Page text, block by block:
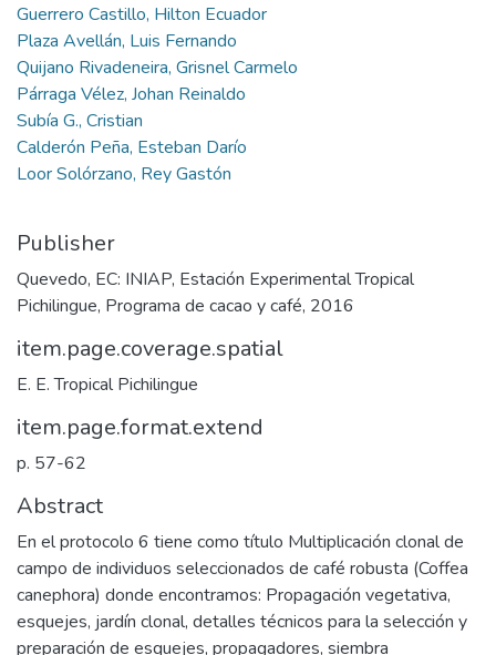
Guerrero Castillo, Hilton Ecuador
Plaza Avellán, Luis Fernando
Quijano Rivadeneira, Grisnel Carmelo
Párraga Vélez, Johan Reinaldo
Subía G., Cristian
Calderón Peña, Esteban Darío
Loor Solórzano, Rey Gastón
Publisher
Quevedo, EC: INIAP, Estación Experimental Tropical
Pichilingue, Programa de cacao y café, 2016
item.page.coverage.spatial
E. E. Tropical Pichilingue
item.page.format.extend
p. 57-62
Abstract
En el protocolo 6 tiene como título Multiplicación clonal de
campo de individuos seleccionados de café robusta (Coffea
canephora) donde encontramos: Propagación vegetativa,
esquejes, jardín clonal, detalles técnicos para la selección y
preparación de esquejes, propagadores, siembra